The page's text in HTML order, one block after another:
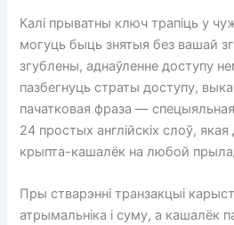
Калі прыватны ключ трапіць у
могуць быць знятыя без вашай
згублены, аднаўленне доступу
пазбегнуць страты доступу,
пачатковая фраза —
24 простых англійскіх слоў, якая
крыпта-кашалёк на любой
Пры стварэнні транзакцыі
атрымальніка і суму, а кашалёк